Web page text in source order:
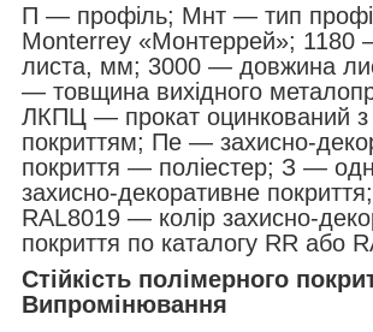
П — профіль; Мнт — тип
Monterrey «Монтеррей»;
листа, мм; 3000 — довжина
— товщина вихідного
ЛКПЦ — прокат оцинкований з
покриттям; Пе — захисно-
покриття — поліестер; З —
захисно-декоративне
RAL8019 — колір захисно-
покриття по каталогу RR або
Стійкість полімерного
Випромінювання